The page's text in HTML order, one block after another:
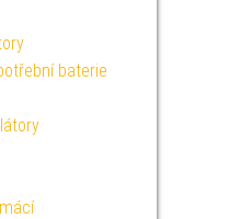
baterie